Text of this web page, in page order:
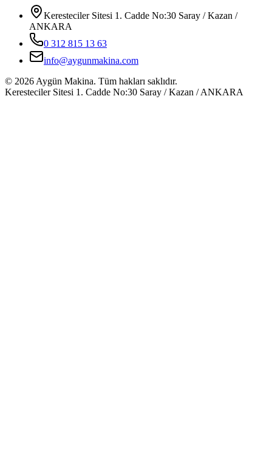
Keresteciler Sitesi 1. Cadde No:30 Saray / Kazan /
ANKARA
0 312 815 13 63
info@aygunmakina.com
© 2026Aygün Makina. Tüm hakları saklıdır.
Keresteciler Sitesi 1. Cadde No:30 Saray / Kazan / ANKARA